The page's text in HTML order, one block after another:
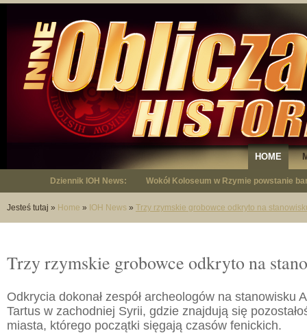
HOME
Dziennik IOH News: Wokół Koloseum w Rzymie powstanie
"Niepodległy - opowieść o Januszu
Jesteś tutaj » Home » IOH News » Trzy rzymskie grobowce odkryto na
Trzy rzymskie grobowce odkryto na
Odkrycia dokonał zespół archeologów na stanowisku
Tartus w zachodniej Syrii, gdzie znajdują się
miasta, którego początki sięgają czasów fenickich.